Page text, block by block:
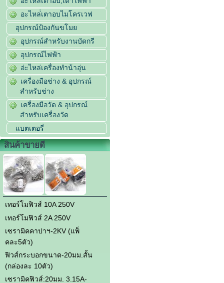
อะไหล่่เตาอบไมโครเวฟ
อุปกรณ์ป้องกันขโมย
อุปกรณ์สำหรับงานบัดกรี
อุปกรณ์ไฟฟ้า
อ่ะไหล่เครื่องทำน้าอุ่น
เครื่องมือช่าง & อุปกรณ์
สำหรับช่าง
เครื่องมือวัด & อุปกรณ์
สำหรับเครื่องวัด
แบตเตอรี่
สินค้าขายดี
เทอร์โมฟิวส์ 10A 250V
เทอร์โมฟิวส์ 2A 250V
เซรามิคคาปาฯ-2KV (แพ็
คละ5ตัว)
ฟิวส์กระบอกขนาด-20มม.สั้น
(กล่องละ 10ตัว)
เซรามิคฟิวส์:20มม. 3.15A-